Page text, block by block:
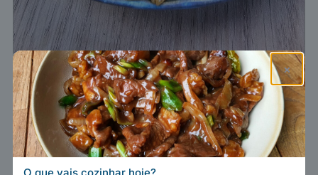
Arroz frito com salsicha
chinesa (Lap Cheong) –
腊肠炒饭
Imprimir receita
×
O que vais cozinhar hoje?